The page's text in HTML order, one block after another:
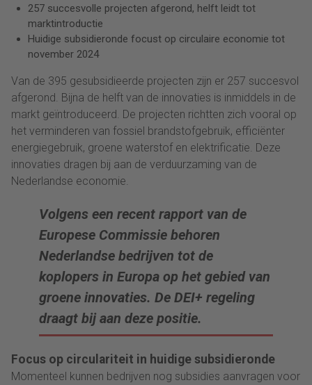
257 succesvolle projecten afgerond, helft leidt tot
marktintroductie
Huidige subsidieronde focust op circulaire economie tot
november 2024
Van de 395 gesubsidieerde projecten zijn er 257 succesvol
afgerond. Bijna de helft van de innovaties is inmiddels in de
markt geïntroduceerd. De projecten richtten zich vooral op
het verminderen van fossiel brandstofgebruik, efficiënter
energiegebruik, groene waterstof en elektrificatie. Deze
innovaties dragen bij aan de verduurzaming van de
Nederlandse economie.
Volgens een recent rapport van de
Europese Commissie behoren
Nederlandse bedrijven tot de
koplopers in Europa op het gebied van
groene innovaties. De DEI+ regeling
draagt bij aan deze positie.
Focus op circulariteit in huidige subsidieronde
Momenteel kunnen bedrijven nog subsidies aanvragen voor